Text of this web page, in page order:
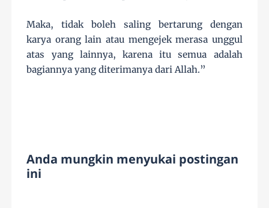
Maka, tidak boleh saling bertarung dengan
karya orang lain atau mengejek merasa unggul
atas yang lainnya, karena itu semua adalah
bagiannya yang diterimanya dari Allah.”
Anda mungkin menyukai postingan
ini